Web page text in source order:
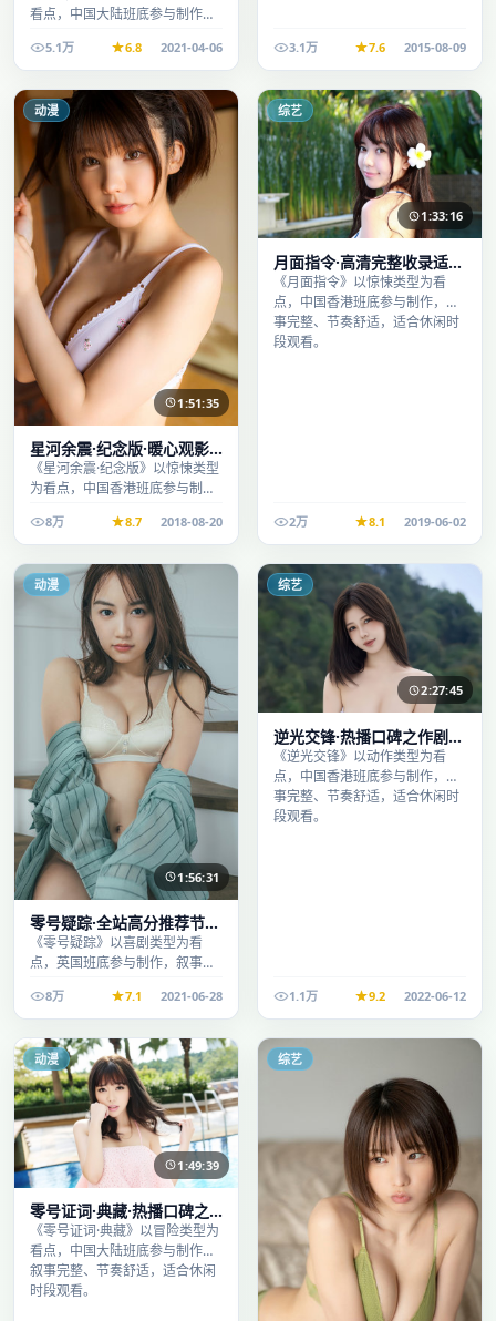
看点，中国大陆班底参与制作，
时段观看。
5.1万 6.8 2021-04-06 3.1万 7.6 2015-08-09
动漫
1:51:35
星河余震·纪念版·暖心观影
季口碑发酵持续升温
《星河余震·纪念版》以惊悚类型
为看点，中国香港班底参与制
休闲时段观看。
8万 8.7 2018-08-20
综艺
1:33:16
月面指令·高清完整收录适合
周末一口气刷完
《月面指令》以惊悚类型为看
点，中国香港班底参与制作，叙
事完整、节奏舒适，适合休闲时
段观看。
2万 8.1 2019-06-02
动漫
1:56:31
零号疑踪·全站高分推荐节奏
紧凑值得追看
《零号疑踪》以喜剧类型为看
点，英国班底参与制作，叙事完
看。8万 7.1 2021-06-28
综艺
2:27:45
逆光交锋·热播口碑之作剧情
扎实演技在线
《逆光交锋》以动作类型为看
点，中国香港班底参与制作，叙
事完整、节奏舒适，适合休闲时
段观看。
1.1万 9.2 2022-06-12
动漫
1:49:39
零号证词·典藏·热播口碑之
作剧情扎实演技在线
《零号证词·典藏》以冒险类型为
看点，中国大陆班底参与制作，
叙事完整、节奏舒适，适合休闲
时段观看。
综艺